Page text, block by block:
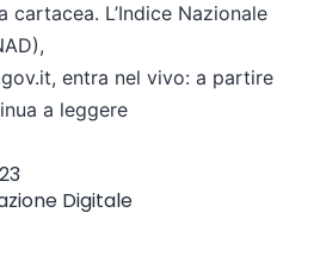
cartacea. L’Indice Nazionale
entra nel vivo: a partire
a leggere
Digitale